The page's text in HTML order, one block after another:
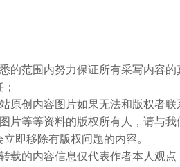
的范围内努力保证所有采写内容
原创内容图片如果无法和版权者
片等等资料的版权所有人，请与
即移除有版权问题的内容。
载的内容信息仅代表作者本人观